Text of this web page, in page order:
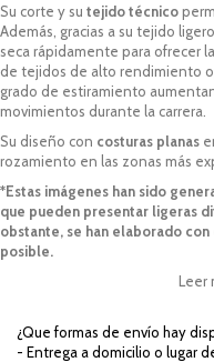
Su corte y su tejido técnico
Además, gracias a su tejido
seca rápidamente para ofrecer
de tejidos de alto rendimiento
grado de estiramiento
movimientos durante la carrera.
Su diseño con costuras planas
rozamiento en las zonas más
*Estas imágenes han sido
que pueden presentar ligeras
obstante, se han elaborado
posible.
Leer
¿Que formas de envío hay
- Entrega a domicilio o lugar